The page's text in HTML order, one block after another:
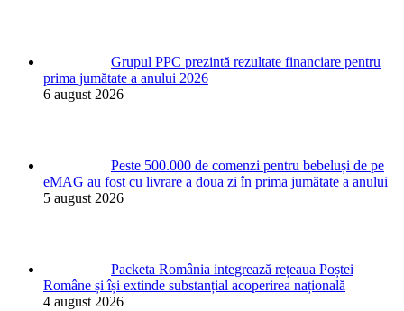
Grupul PPC prezintă rezultate financiare pentru
prima jumătate a anului 2026
6 august 2026
Peste 500.000 de comenzi pentru bebeluși de pe
eMAG au fost cu livrare a doua zi în prima jumătate a anului
5 august 2026
Packeta România integrează rețeaua Poștei
Române și își extinde substanțial acoperirea națională
4 august 2026